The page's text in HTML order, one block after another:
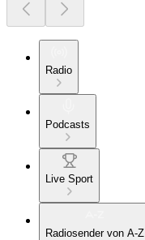
Radio
Podcasts
Live Sport
Radiosender von A-Z